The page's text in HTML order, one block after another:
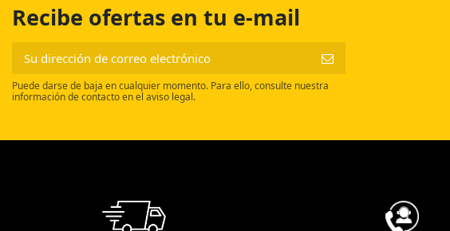
Recibe ofertas en tu e-mail
Puede darse de baja en cualquier momento. Para ello, consulte nuestra
información de contacto en el aviso legal.